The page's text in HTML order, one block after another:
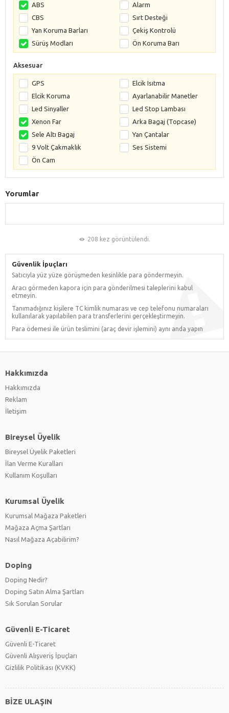
ABS
Alarm
CBS
Sırt Desteği
Yan Koruma Barları
Çekiş Kontrolü
Sürüş Modları
Ön Koruma Barı
Aksesuar
GPS
Elcik Isıtma
Elcik Koruma
Ayarlanabilir Manetler
Led Sinyaller
Led Stop Lambası
Xenon Far
Arka Bagaj (Topcase)
Sele Altı Bagaj
Yan Çantalar
9 Volt Çakmaklık
Ses Sistemi
Ön Cam
Yorumlar
208 kez görüntülendi.
Güvenlik İpuçları
Satıcıyla yüz yüze görüşmeden kesinlikle para göndermeyin.
Aracı görmeden kapora için para gönderilmesi taleplerini kabul
etmeyin.
Tanımadığınız kişilere TC kimlik numarası ve cep telefonu numaraları
kullanılarak yapılabilen para transferlerini gerçekleştirmeyin.
Para ödemesi ile ürün teslimini (araç devir işlemini) aynı anda yapın
Hakkımızda
Hakkımızda
Reklam
İletişim
Bireysel Üyelik
Bireysel Üyelik Paketleri
İlan Verme Kuralları
Kullanım Koşulları
Kurumsal Üyelik
Kurumsal Mağaza Paketleri
Mağaza Açma Şartları
Nasıl Mağaza Açabilirim?
Doping
Doping Nedir?
Doping Satın Alma Şartları
Sık Sorulan Sorular
Güvenli E-Ticaret
Güvenli E-Ticaret
Güvenli Alışveriş İpuçları
Gizlilik Politikası (KVKK)
BİZE ULAŞIN